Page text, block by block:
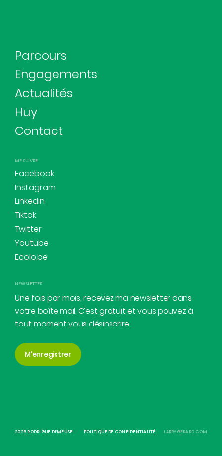
Parcours
Engagements
Actualités
Huy
Contact
ME SUIVRE
Facebook
Instagram
Linkedin
Tiktok
Twitter
Youtube
Ecolo.be
NEWSLETTER
Une fois par mois, recevez ma newsletter dans
votre boîte mail. C’est gratuit et vous pouvez à
tout moment vous désinscrire.
M'enregistrer
2026 RODRIGUE DEMEUSE POLITIQUE DE CONFIDENTIALITÉ LARRYGERARD.COM